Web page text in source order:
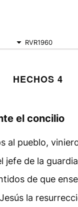
RVR1960
HECHOS 4
el concilio
al pueblo,
jefe de la
de que
la